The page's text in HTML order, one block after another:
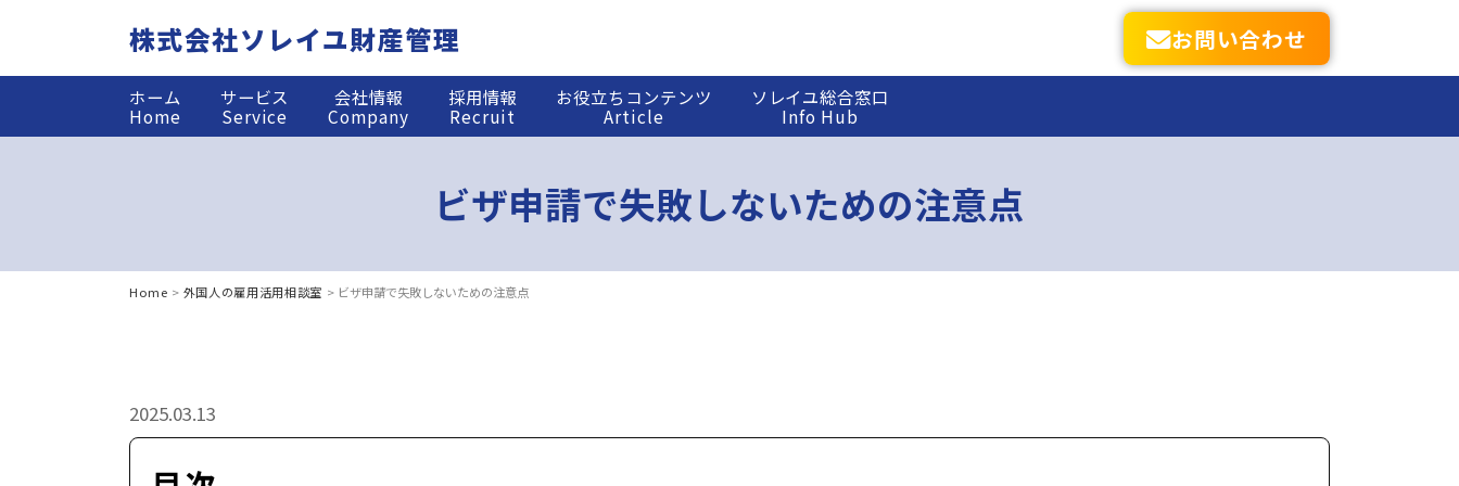
株式会社ソレイユ財産管理 お問い合わせ
ホーム
Home
サービス
Service
会社情報
Company
採用情報
Recruit
お役立ちコンテンツ
Article
ソレイユ総合窓口
Info Hub
ビザ申請で失敗しないための注意点
Home 外国人の雇用活用相談室 ビザ申請で失敗しないための注意点
2025.03.13